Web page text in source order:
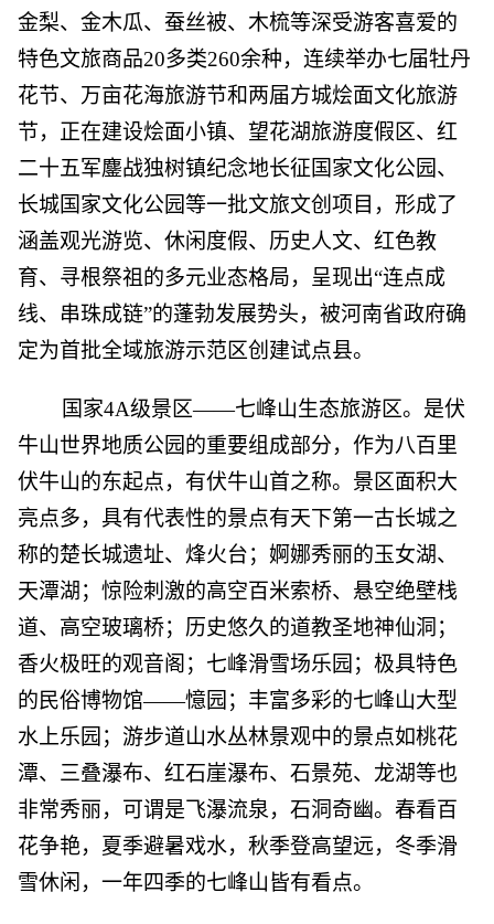
金梨、金木瓜、蚕丝被、木梳等深受游客喜爱的
特色文旅商品20多类260余种，连续举办七届牡丹
花节、万亩花海旅游节和两届方城烩面文化旅游
节，正在建设烩面小镇、望花湖旅游度假区、红
二十五军鏖战独树镇纪念地长征国家文化公园、
长城国家文化公园等一批文旅文创项目，形成了
涵盖观光游览、休闲度假、历史人文、红色教
育、寻根祭祖的多元业态格局，呈现出“连点成
线、串珠成链”的蓬勃发展势头，被河南省政府确
定为首批全域旅游示范区创建试点县。
国家4A级景区——七峰山生态旅游区。是伏
牛山世界地质公园的重要组成部分，作为八百里
伏牛山的东起点，有伏牛山首之称。景区面积大
亮点多，具有代表性的景点有天下第一古长城之
称的楚长城遗址、烽火台；婀娜秀丽的玉女湖、
天潭湖；惊险刺激的高空百米索桥、悬空绝壁栈
道、高空玻璃桥；历史悠久的道教圣地神仙洞；
香火极旺的观音阁；七峰滑雪场乐园；极具特色
的民俗博物馆——憶园；丰富多彩的七峰山大型
水上乐园；游步道山水丛林景观中的景点如桃花
潭、三叠瀑布、红石崖瀑布、石景苑、龙湖等也
非常秀丽，可谓是飞瀑流泉，石洞奇幽。春看百
花争艳，夏季避暑戏水，秋季登高望远，冬季滑
雪休闲，一年四季的七峰山皆有看点。